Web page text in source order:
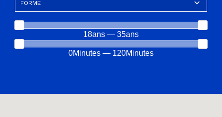
18ans — 35ans
0Minutes — 120Minutes